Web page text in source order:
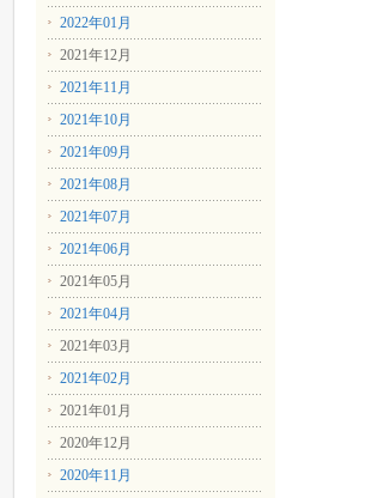
2022年01月
2021年12月
2021年11月
2021年10月
2021年09月
2021年08月
2021年07月
2021年06月
2021年05月
2021年04月
2021年03月
2021年02月
2021年01月
2020年12月
2020年11月